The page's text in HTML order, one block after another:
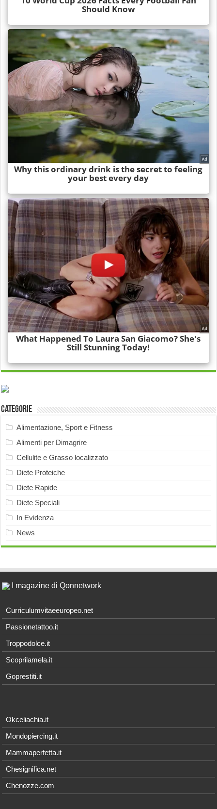
Categorie
Alimentazione, Sport e Fitness
Alimenti per Dimagrire
Cellulite e Grasso localizzato
Diete Proteiche
Diete Rapide
Diete Speciali
In Evidenza
News
I magazine di Qonnetwork
Curriculumvitaeeuropeo.net
Passionetattoo.it
Troppodolce.it
Scoprilamela.it
Goprestiti.it
Okceliachia.it
Mondopiercing.it
Mammaperfetta.it
Chesignifica.net
Chenozze.com